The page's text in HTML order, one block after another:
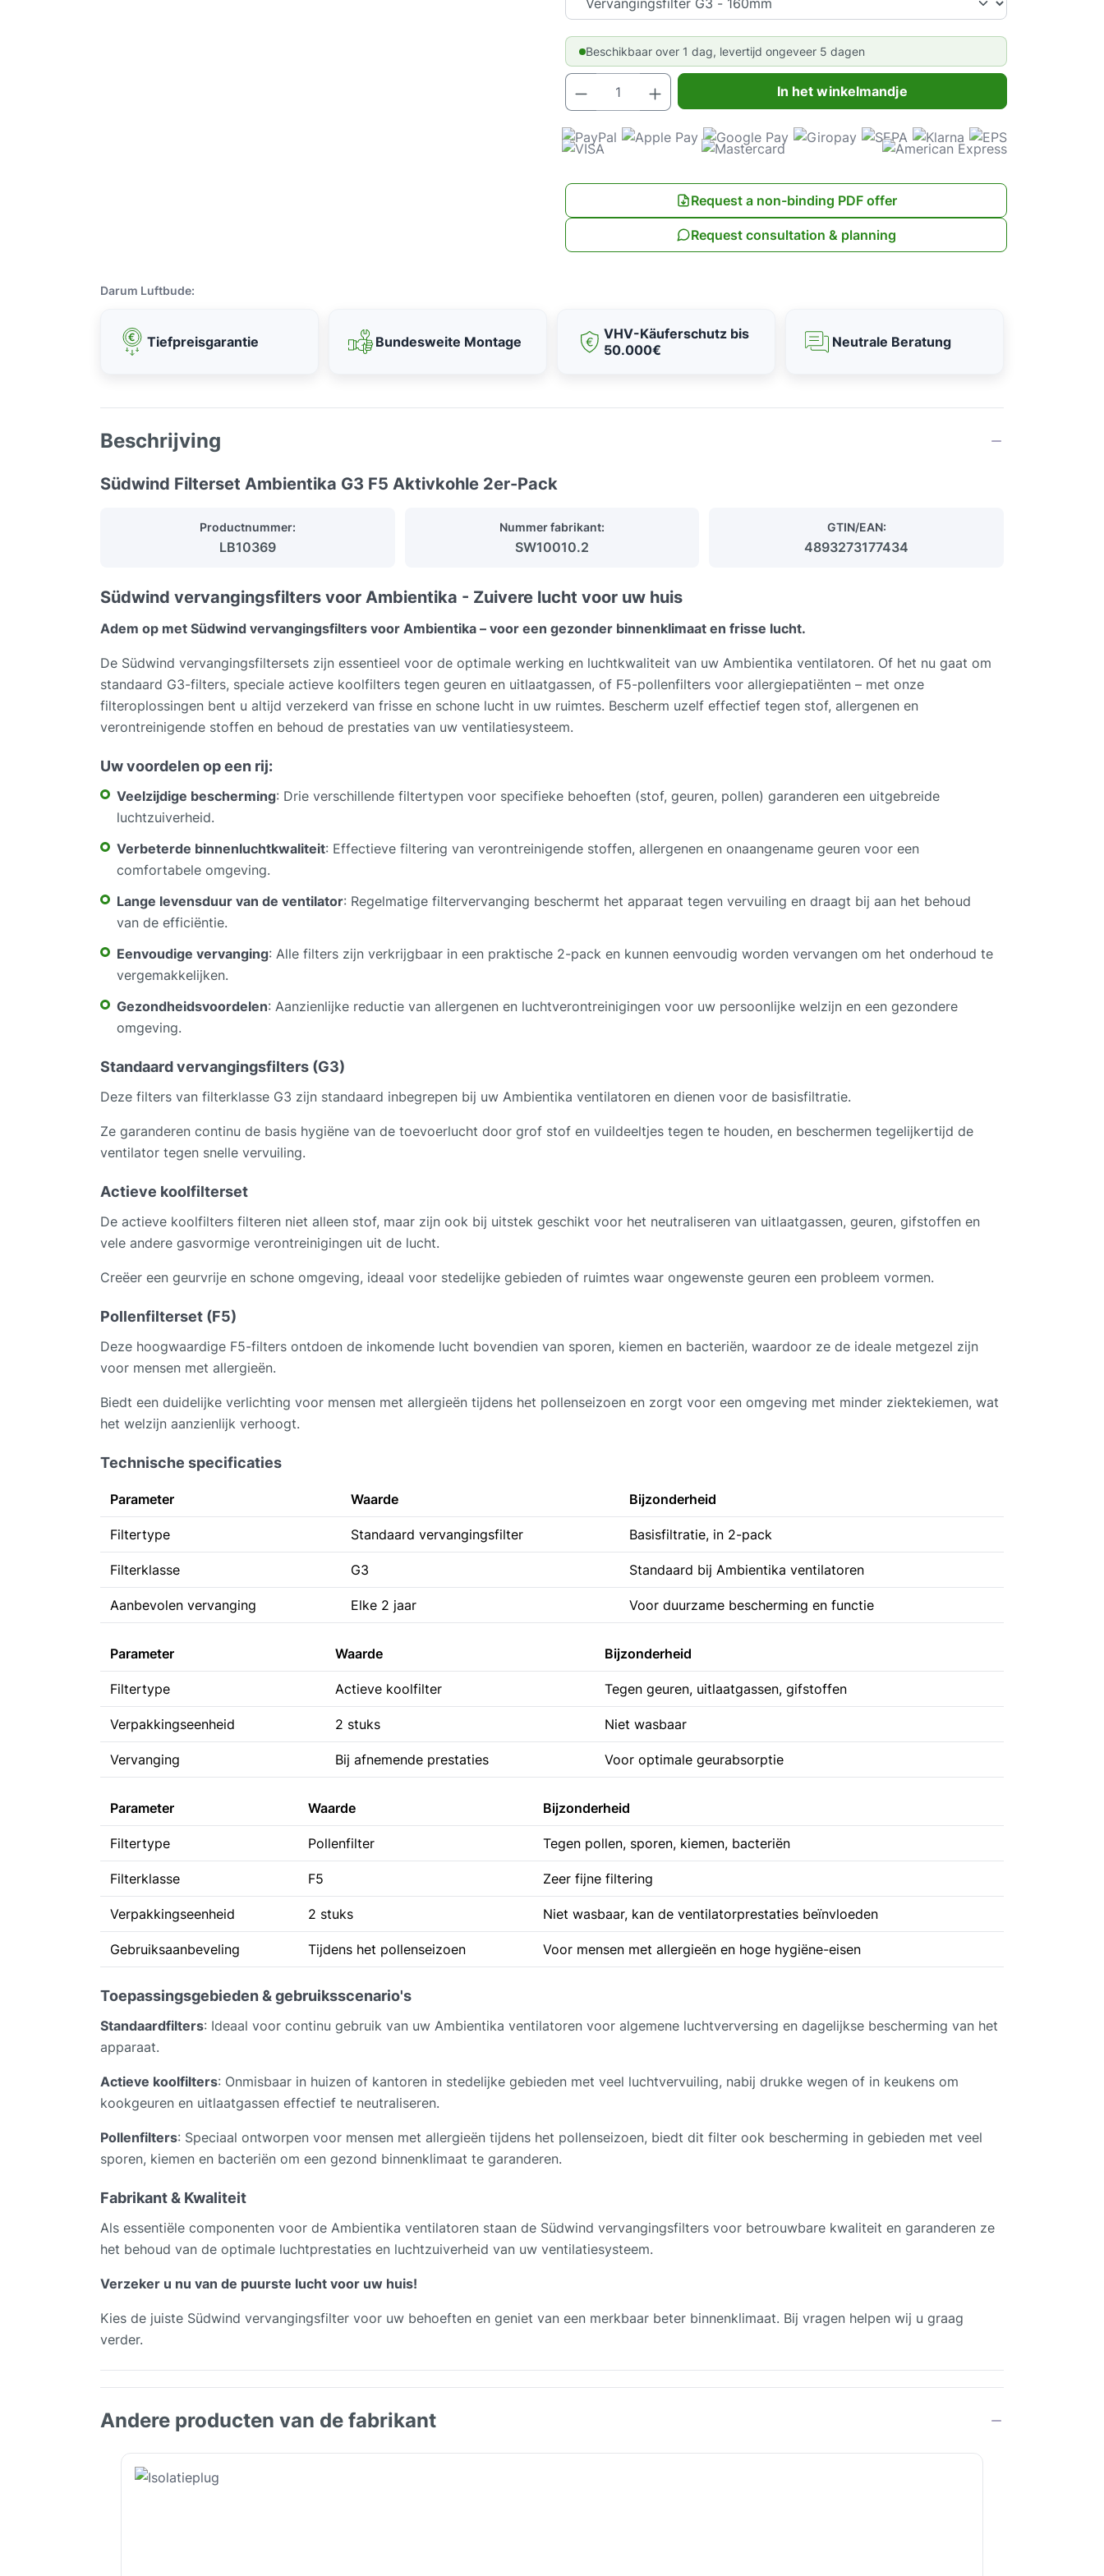
Beschikbaar over 1 dag, levertijd ongeveer 5 dagen
Producthoeveelheid: Voer de gewenste hoeveelheid in of gebruik de knoppen
In het winkelmandje
Request a non-binding PDF offer
Request consultation & planning
Darum Luftbude:
Tiefpreisgarantie Bundesweite Montage
VHV-Käuferschutz bis
50.000€
Neutrale Beratung
Beschrijving
Südwind Filterset Ambientika G3 F5 Aktivkohle 2er-Pack
Productnummer:
LB10369
Nummer fabrikant:
SW10010.2
GTIN/EAN:
4893273177434
Südwind vervangingsfilters voor Ambientika - Zuivere lucht voor uw huis
Adem op met Südwind vervangingsfilters voor Ambientika – voor een gezonder binnenklimaat en frisse lucht.
De Südwind vervangingsfiltersets zijn essentieel voor de optimale werking en luchtkwaliteit van uw Ambientika ventilatoren. Of het nu gaat om
standaard G3-filters, speciale actieve koolfilters tegen geuren en uitlaatgassen, of F5-pollenfilters voor allergiepatiënten – met onze
filteroplossingen bent u altijd verzekerd van frisse en schone lucht in uw ruimtes. Bescherm uzelf effectief tegen stof, allergenen en
verontreinigende stoffen en behoud de prestaties van uw ventilatiesysteem.
Uw voordelen op een rij:
Veelzijdige bescherming: Drie verschillende filtertypen voor specifieke behoeften (stof, geuren, pollen) garanderen een uitgebreide
luchtzuiverheid.
Verbeterde binnenluchtkwaliteit: Effectieve filtering van verontreinigende stoffen, allergenen en onaangename geuren voor een
comfortabele omgeving.
Lange levensduur van de ventilator: Regelmatige filtervervanging beschermt het apparaat tegen vervuiling en draagt bij aan het behoud
van de efficiëntie.
Eenvoudige vervanging: Alle filters zijn verkrijgbaar in een praktische 2-pack en kunnen eenvoudig worden vervangen om het onderhoud te
vergemakkelijken.
Gezondheidsvoordelen: Aanzienlijke reductie van allergenen en luchtverontreinigingen voor uw persoonlijke welzijn en een gezondere
omgeving.
Standaard vervangingsfilters (G3)
Deze filters van filterklasse G3 zijn standaard inbegrepen bij uw Ambientika ventilatoren en dienen voor de basisfiltratie.
Ze garanderen continu de basis hygiëne van de toevoerlucht door grof stof en vuildeeltjes tegen te houden, en beschermen tegelijkertijd de
ventilator tegen snelle vervuiling.
Actieve koolfilterset
De actieve koolfilters filteren niet alleen stof, maar zijn ook bij uitstek geschikt voor het neutraliseren van uitlaatgassen, geuren, gifstoffen en
vele andere gasvormige verontreinigingen uit de lucht.
Creëer een geurvrije en schone omgeving, ideaal voor stedelijke gebieden of ruimtes waar ongewenste geuren een probleem vormen.
Pollenfilterset (F5)
Deze hoogwaardige F5-filters ontdoen de inkomende lucht bovendien van sporen, kiemen en bacteriën, waardoor ze de ideale metgezel zijn
voor mensen met allergieën.
Biedt een duidelijke verlichting voor mensen met allergieën tijdens het pollenseizoen en zorgt voor een omgeving met minder ziektekiemen, wat
het welzijn aanzienlijk verhoogt.
Technische specificaties
Parameter Waarde Bijzonderheid
Filtertype Standaard vervangingsfilter Basisfiltratie, in 2-pack
Filterklasse G3 Standaard bij Ambientika ventilatoren
Aanbevolen vervanging Elke 2 jaar Voor duurzame bescherming en functie
Parameter Waarde Bijzonderheid
Filtertype Actieve koolfilter Tegen geuren, uitlaatgassen, gifstoffen
Verpakkingseenheid 2 stuks Niet wasbaar
Vervanging Bij afnemende prestaties Voor optimale geurabsorptie
Parameter Waarde Bijzonderheid
Filtertype Pollenfilter Tegen pollen, sporen, kiemen, bacteriën
Filterklasse F5 Zeer fijne filtering
Verpakkingseenheid 2 stuks Niet wasbaar, kan de ventilatorprestaties beïnvloeden
Gebruiksaanbeveling Tijdens het pollenseizoen Voor mensen met allergieën en hoge hygiëne-eisen
Toepassingsgebieden & gebruiksscenario's
Standaardfilters: Ideaal voor continu gebruik van uw Ambientika ventilatoren voor algemene luchtverversing en dagelijkse bescherming van het
apparaat.
Actieve koolfilters: Onmisbaar in huizen of kantoren in stedelijke gebieden met veel luchtvervuiling, nabij drukke wegen of in keukens om
kookgeuren en uitlaatgassen effectief te neutraliseren.
Pollenfilters: Speciaal ontworpen voor mensen met allergieën tijdens het pollenseizoen, biedt dit filter ook bescherming in gebieden met veel
sporen, kiemen en bacteriën om een gezond binnenklimaat te garanderen.
Fabrikant & Kwaliteit
Als essentiële componenten voor de Ambientika ventilatoren staan de Südwind vervangingsfilters voor betrouwbare kwaliteit en garanderen ze
het behoud van de optimale luchtprestaties en luchtzuiverheid van uw ventilatiesysteem.
Verzeker u nu van de puurste lucht voor uw huis!
Kies de juiste Südwind vervangingsfilter voor uw behoeften en geniet van een merkbaar beter binnenklimaat. Bij vragen helpen wij u graag
verder.
Andere producten van de fabrikant
Productgalerij overslaan